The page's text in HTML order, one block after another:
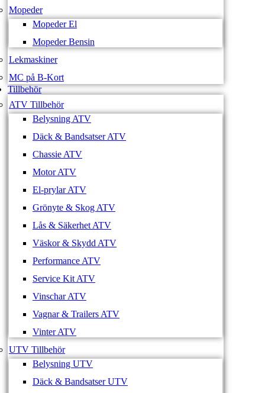
Mopeder
Mopeder El
Mopeder Bensin
Lekmaskiner
MC på B-Kort
Tillbehör
ATV Tillbehör
Belysning ATV
Däck & Bandsatser ATV
Chassie ATV
Motor ATV
El-prylar ATV
Grönyte & Skog ATV
Lås & Säkerhet ATV
Väskor & Skydd ATV
Performance ATV
Service Kit ATV
Vinschar ATV
Vagnar & Trailers ATV
Vinter ATV
UTV Tillbehör
Belysning UTV
Däck & Bandsatser UTV